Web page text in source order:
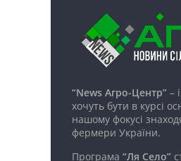
“News Агро-Центр” –
хочуть бути в курсі
нашому фокусі
фермери України.
Програма “Ля Село”